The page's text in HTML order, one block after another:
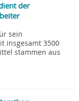
der
sein
insgesamt 3500
stammen aus